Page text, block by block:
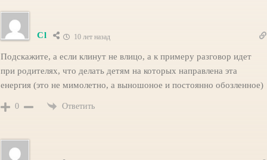
Cl 10 лет назад
Подскажите, а если клинут не влицо, а к примеру разговор идет
при родителях, что делать детям на которых направлена эта
енергия (это не мимолетно, а выношоное и постоянно обозленное)
0 Ответить